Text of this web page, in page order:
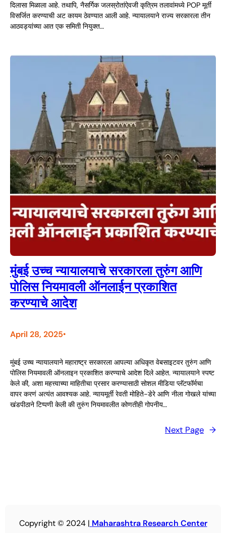
दिलासा मिळाला आहे. तथापि, नैसर्गिक जलस्रोतांऐवजी कृत्रिम तलावांमध्ये POP मूर्ती
विसर्जित करण्याची अट कायम ठेवण्यात आली आहे. न्यायालयाने राज्य सरकारला तीन
आठवड्यांच्या आत एक समिती नियुक्त…
मुंबई उच्च न्यायालयाचे सरकारला तुरुंग आणि
पोलिस नियमावली ऑनलाईन प्रकाशित
करण्याचे आदेश
April 28, 2025•
मुंबई उच्च न्यायालयाने महाराष्ट्र सरकारला आपल्या अधिकृत वेबसाइटवर तुरुंग आणि
पोलिस नियमावली ऑनलाइन प्रकाशित करण्याचे आदेश दिले आहेत. न्यायालयाने स्पष्ट
केले की, अशा महत्त्वाच्या माहितीचा प्रसार करण्यासाठी सोशल मीडिया प्लॅटफॉर्मचा
वापर करणं अत्यंत आवश्यक आहे. न्यायमूर्ती रेवती मोहिते-डेरे आणि नीला गोखले यांच्या
खंडपीठाने टिप्पणी केली की तुरुंग नियमावलीत कोणतीही गोपनीय…
Next Page →
Copyright © 2024 | Maharashtra Research Center